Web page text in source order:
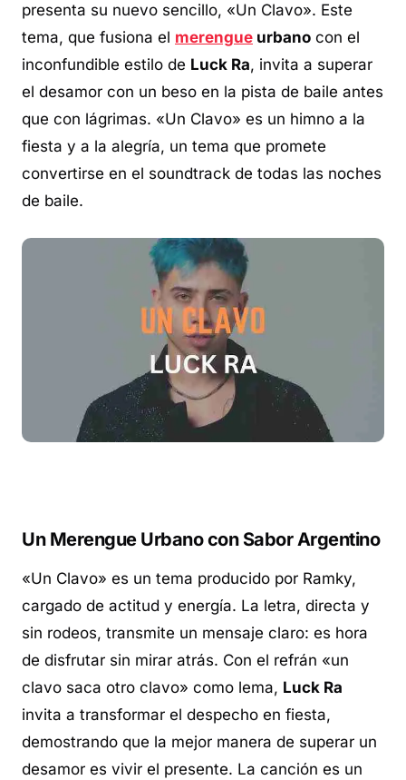
presenta su nuevo sencillo, «Un Clavo». Este
tema, que fusiona el merengue urbano con el
inconfundible estilo de Luck Ra, invita a superar
el desamor con un beso en la pista de baile antes
que con lágrimas. «Un Clavo» es un himno a la
fiesta y a la alegría, un tema que promete
convertirse en el soundtrack de todas las noches
de baile.
Un Merengue Urbano con Sabor Argentino
«Un Clavo» es un tema producido por Ramky,
cargado de actitud y energía. La letra, directa y
sin rodeos, transmite un mensaje claro: es hora
de disfrutar sin mirar atrás. Con el refrán «un
clavo saca otro clavo» como lema, Luck Ra
invita a transformar el despecho en fiesta,
demostrando que la mejor manera de superar un
desamor es vivir el presente. La canción es un